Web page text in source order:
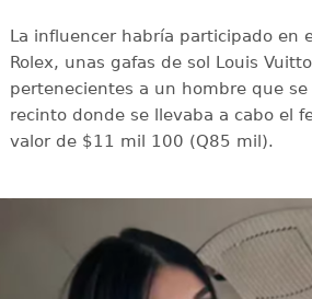
La influencer habría participado en
Rolex, unas gafas de sol Louis
pertenecientes a un hombre que se
recinto donde se llevaba a cabo el
valor de $11 mil 100 (Q85 mil).